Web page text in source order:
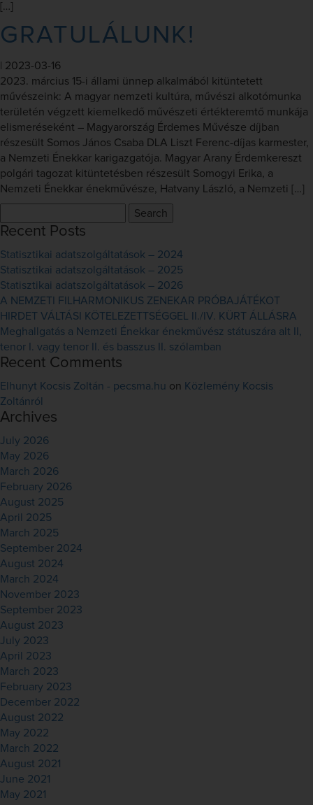
[…]
GRATULÁLUNK!
2023-03-16
2023. március 15-i állami ünnep alkalmából kitüntetett
művészeink: A magyar nemzeti kultúra, művészi alkotómunka
területén végzett kiemelkedő művészeti értékteremtő munkája
elismeréseként – Magyarország Érdemes Művésze díjban
részesült Somos János Csaba DLA Liszt Ferenc-díjas karmester,
a Nemzeti Énekkar karigazgatója. Magyar Arany Érdemkereszt
polgári tagozat kitüntetésben részesült Somogyi Erika, a
Nemzeti Énekkar énekművésze, Hatvany László, a Nemzeti […]
for:
Recent Posts
Statisztikai adatszolgáltatások – 2024
Statisztikai adatszolgáltatások – 2025
Statisztikai adatszolgáltatások – 2026
A NEMZETI FILHARMONIKUS ZENEKAR PRÓBAJÁTÉKOT
HIRDET VÁLTÁSI KÖTELEZETTSÉGGEL II./IV. KÜRT ÁLLÁSRA
Meghallgatás a Nemzeti Énekkar énekművész státuszára alt II,
tenor I. vagy tenor II. és basszus II. szólamban
Recent Comments
Elhunyt Kocsis Zoltán - pecsma.hu on Közlemény Kocsis
Zoltánról
Archives
July 2026
May 2026
March 2026
February 2026
August 2025
April 2025
March 2025
September 2024
August 2024
March 2024
November 2023
September 2023
August 2023
July 2023
April 2023
March 2023
February 2023
December 2022
August 2022
May 2022
March 2022
August 2021
June 2021
May 2021